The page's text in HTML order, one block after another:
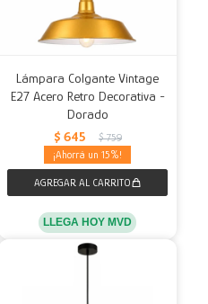
Lámpara Colgante Vintage
E27 Acero Retro Decorativa -
Dorado
$ 645 $ 759
15
LLEGA HOY MVD